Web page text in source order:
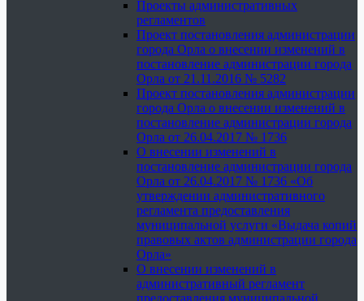
Проекты административных
регламентов
Проект постановления администрации
города Орла о внесении изменений в
постановление администрации города
Орла от 21.11.2016 № 5282
Проект постановления администрации
города Орла о внесении изменений в
постановление администрации города
Орла от 26.04.2017 № 1736
О внесении изменений в
постановление администрации города
Орла от 26.04.2017 № 1736 «Об
утверждении административного
регламента предоставления
муниципальной услуги «Выдача копий
правовых актов администрации города
Орла»
О внесении изменений в
административный регламент
предоставления муниципальной